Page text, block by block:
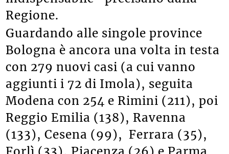
Regione.
Guardando alle singole province
Bologna è ancora una volta in testa
con 279 nuovi casi (a cui vanno
aggiunti i 72 di Imola), seguita
Modena con 254 e Rimini (211), poi
Reggio Emilia (138), Ravenna
(133), Cesena (99), Ferrara (35),